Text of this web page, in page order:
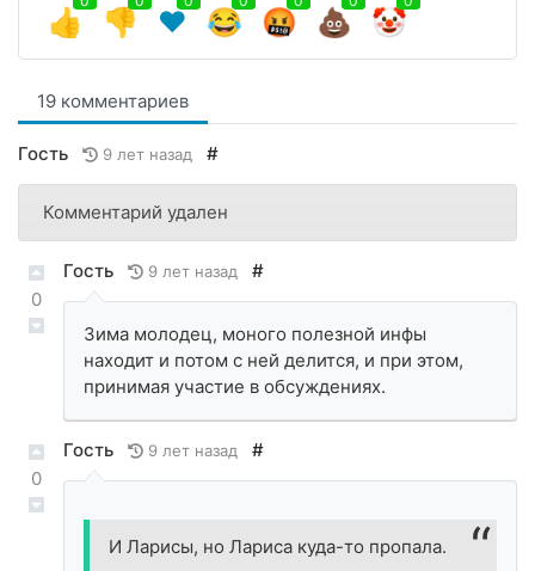
👍 👎 ❤️ 😂 🤬 💩 🤡
19 комментариев
Гость 9 лет назад #
Комментарий удален
0
Гость 9 лет назад #
Зима молодец, моного полезной инфы
находит и потом с ней делится, и при этом,
принимая участие в обсуждениях.
0
Гость 9 лет назад #
И Ларисы, но Лариса куда-то пропала.